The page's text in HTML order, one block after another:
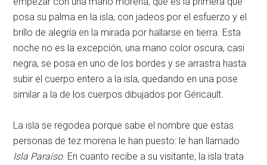
posa su palma en la isla, con jadeos por el esfuerzo y el
brillo de alegría en la mirada por hallarse en tierra. Esta
noche no es la excepción, una mano color oscura, casi
negra, se posa en uno de los bordes y se arrastra hasta
subir el cuerpo entero a la isla, quedando en una pose
similar a la de los cuerpos dibujados por Géricault.
La isla se regodea porque sabe el nombre que estas
personas de tez morena le han puesto: le han llamado
Isla Paraíso. En cuanto recibe a su visitante, la isla trata